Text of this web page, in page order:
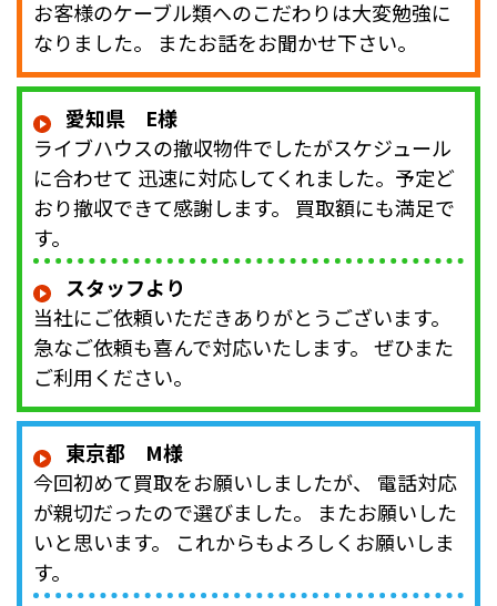
お客様のケーブル類へのこだわりは大変勉強に
なりました。 またお話をお聞かせ下さい。
愛知県 E様
ライブハウスの撤収物件でしたがスケジュール
に合わせて 迅速に対応してくれました。予定ど
おり撤収できて感謝します。 買取額にも満足で
す。
スタッフより
当社にご依頼いただきありがとうございます。
急なご依頼も喜んで対応いたします。 ぜひまた
ご利用ください。
東京都 M様
今回初めて買取をお願いしましたが、 電話対応
が親切だったので選びました。 またお願いした
いと思います。 これからもよろしくお願いしま
す。